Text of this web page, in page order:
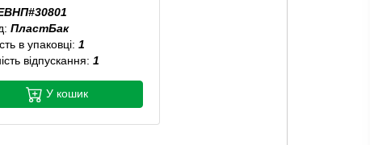
ПластБак
в упаковці:1
відпускання:1
У кошик